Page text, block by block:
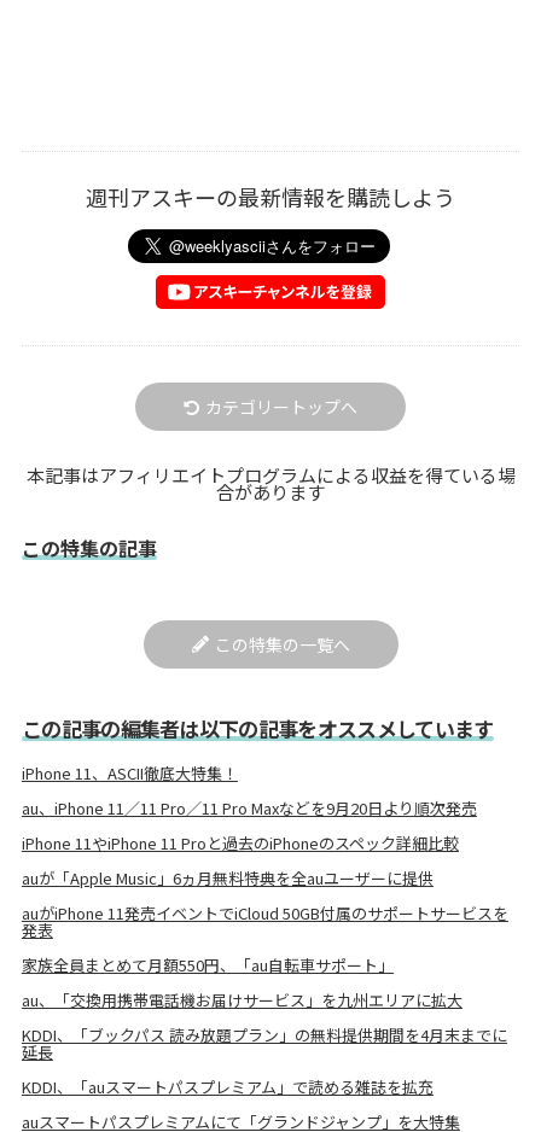
週刊アスキーの最新情報を購読しよう
カテゴリートップへ
本記事はアフィリエイトプログラムによる収益を得ている場
合があります
この特集の記事
この特集の一覧へ
この記事の編集者は以下の記事をオススメしています
iPhone 11、ASCII徹底大特集！
au、iPhone 11／11 Pro／11 Pro Maxなどを9月20日より順次発売
iPhone 11やiPhone 11 Proと過去のiPhoneのスペック詳細比較
auが「Apple Music」6ヵ月無料特典を全auユーザーに提供
auがiPhone 11発売イベントでiCloud 50GB付属のサポートサービスを
発表
家族全員まとめて月額550円、「au自転車サポート」
au、「交換用携帯電話機お届けサービス」を九州エリアに拡大
KDDI、「ブックパス 読み放題プラン」の無料提供期間を4月末までに
延長
KDDI、「auスマートパスプレミアム」で読める雑誌を拡充
auスマートパスプレミアムにて「グランドジャンプ」を大特集